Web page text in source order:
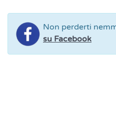
Non perderti
su Facebook